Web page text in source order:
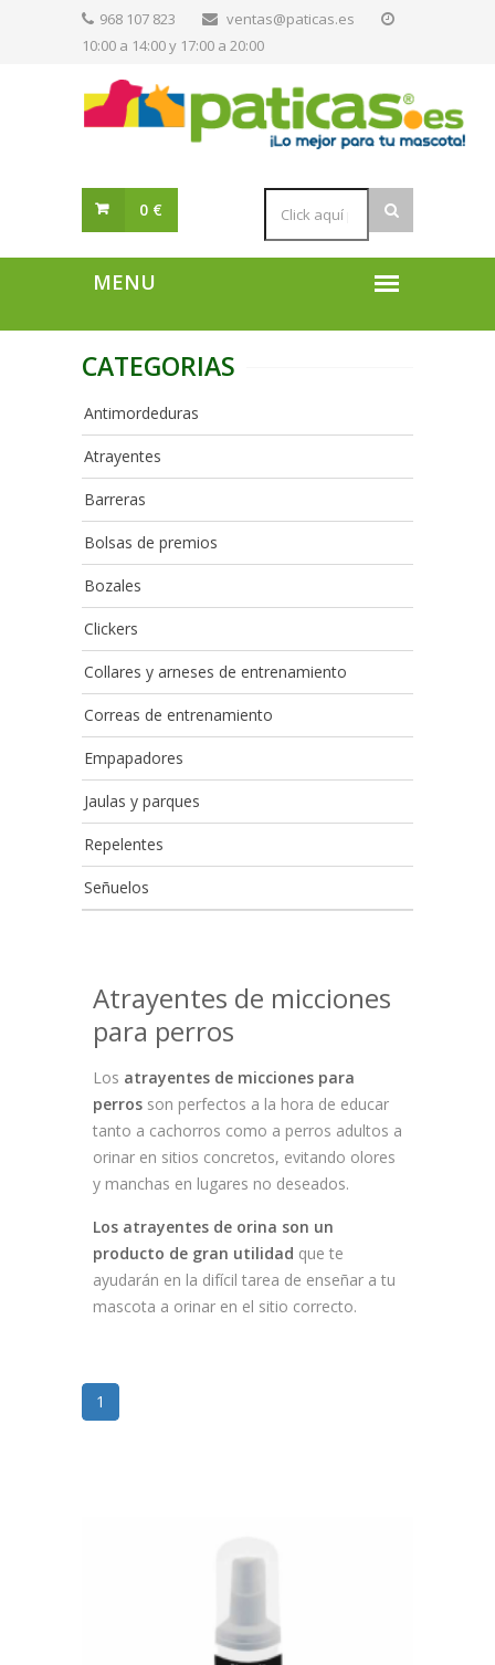
968 107 823
ventas@paticas.es
10:00 a 14:00 y 17:00 a 20:00
0 €
CATEGORIAS
Antimordeduras
Atrayentes
Barreras
Bolsas de premios
Bozales
Clickers
Collares y arneses de entrenamiento
Correas de entrenamiento
Empapadores
Jaulas y parques
Repelentes
Señuelos
Atrayentes de micciones
para perros
Los atrayentes de micciones para
perros son perfectos a la hora de educar
tanto a cachorros como a perros adultos a
orinar en sitios concretos, evitando olores
y manchas en lugares no deseados.
Los atrayentes de orina son un
producto de gran utilidad que te
ayudarán en la difícil tarea de enseñar a tu
mascota a orinar en el sitio correcto.
1